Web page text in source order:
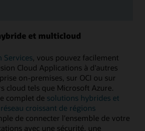
et multicloud
Services , vous pouvez facilement
Cloud Applications à d'autres
on-premises, sur OCI ou sur
cloud tels que Microsoft Azure.
complet de solutions hybrides et
réseau croissant de régions
de connecter l'ensemble de votre
avec une sécurité, une